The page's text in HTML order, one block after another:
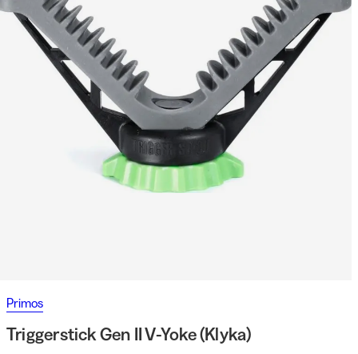
Primos
Triggerstick Gen II V-Yoke (Klyka)